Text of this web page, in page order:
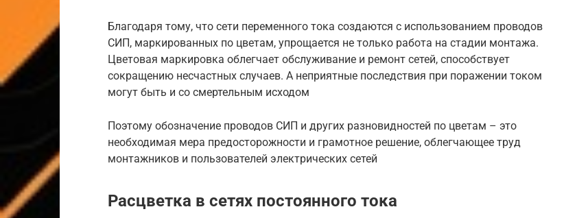
Благодаря тому, что сети переменного тока создаются с использованием проводов
СИП, маркированных по цветам, упрощается не только работа на стадии монтажа.
Цветовая маркировка облегчает обслуживание и ремонт сетей, способствует
сокращению несчастных случаев. А неприятные последствия при поражении током
могут быть и со смертельным исходом
Поэтому обозначение проводов СИП и других разновидностей по цветам – это
необходимая мера предосторожности и грамотное решение, облегчающее труд
монтажников и пользователей электрических сетей
Расцветка в сетях постоянного тока